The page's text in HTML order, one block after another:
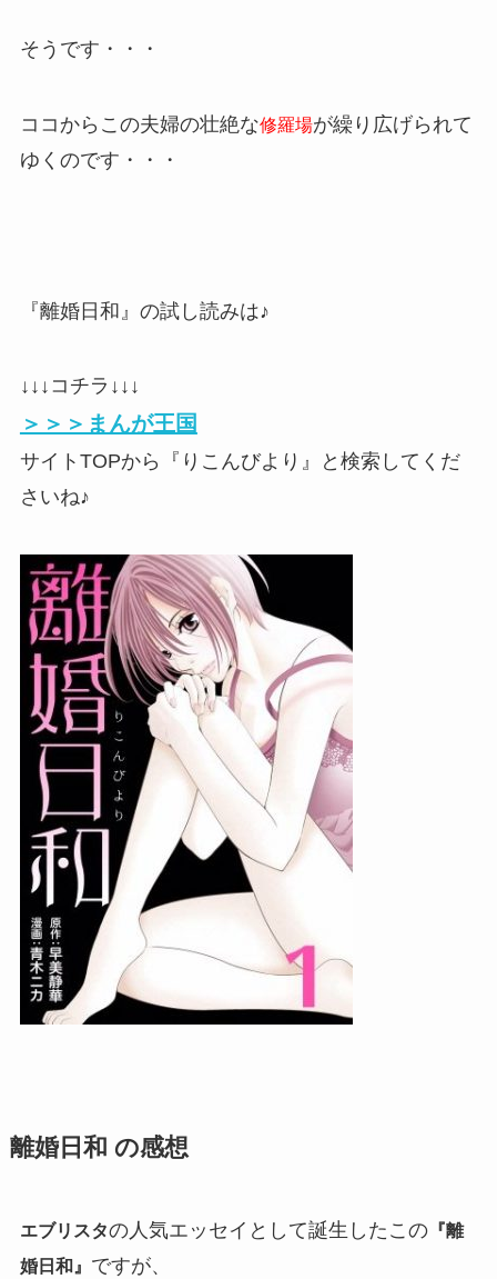
そうです・・・
ココからこの夫婦の壮絶な修羅場が繰り広げられて
ゆくのです・・・
『離婚日和』の試し読みは♪
↓↓↓コチラ↓↓↓
＞＞＞まんが王国
サイトTOPから『りこんびより』と検索してくだ
さいね♪
離婚日和 の感想
エブリスタの人気エッセイとして誕生したこの『離
婚日和』 ですが、